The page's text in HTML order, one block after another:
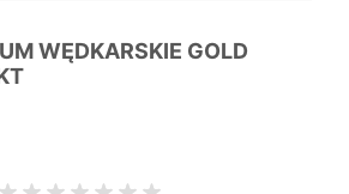
WĘDKARSKIE GOLD